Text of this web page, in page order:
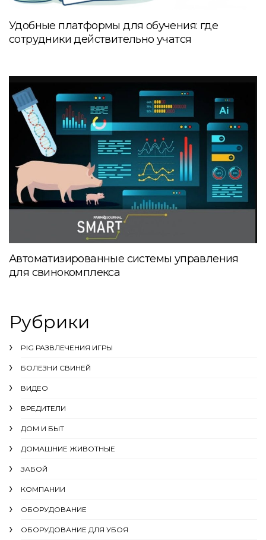
Удобные платформы для обучения: где
сотрудники действительно учатся
Автоматизированные системы управления
для свинокомплекса
Рубрики
PIG РАЗВЛЕЧЕНИЯ ИГРЫ
БОЛЕЗНИ СВИНЕЙ
ВИДЕО
ВРЕДИТЕЛИ
ДОМ И БЫТ
ДОМАШНИЕ ЖИВОТНЫЕ
ЗАБОЙ
КОМПАНИИ
ОБОРУДОВАНИЕ
ОБОРУДОВАНИЕ ДЛЯ УБОЯ